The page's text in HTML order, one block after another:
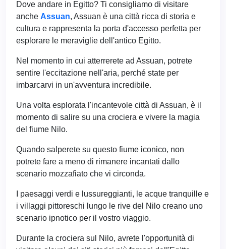
Dove andare in Egitto? Ti consigliamo di visitare
anche Assuan, Assuan è una città ricca di storia e
cultura e rappresenta la porta d'accesso perfetta per
esplorare le meraviglie dell'antico Egitto.
Nel momento in cui atterrerete ad Assuan, potrete
sentire l'eccitazione nell'aria, perché state per
imbarcarvi in un'avventura incredibile.
Una volta esplorata l'incantevole città di Assuan, è il
momento di salire su una crociera e vivere la magia
del fiume Nilo.
Quando salperete su questo fiume iconico, non
potrete fare a meno di rimanere incantati dallo
scenario mozzafiato che vi circonda.
I paesaggi verdi e lussureggianti, le acque tranquille e
i villaggi pittoreschi lungo le rive del Nilo creano uno
scenario ipnotico per il vostro viaggio.
Durante la crociera sul Nilo, avrete l'opportunità di